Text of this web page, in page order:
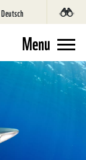
Deutsch
Menu